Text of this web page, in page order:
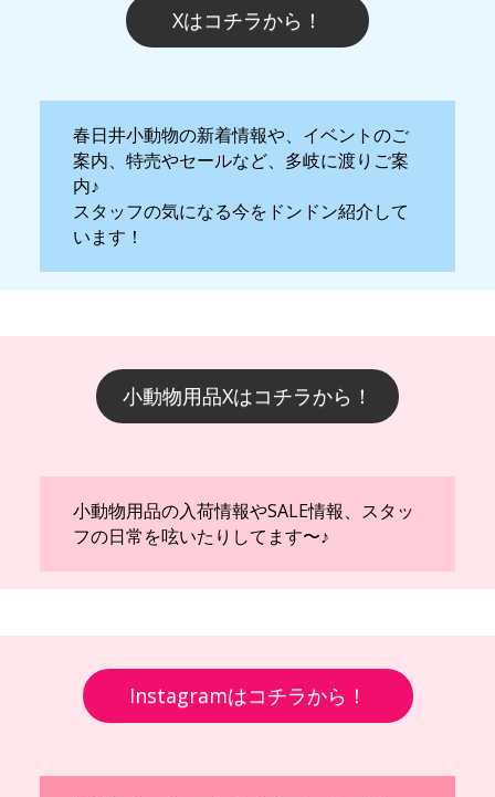
Xはコチラから！
春日井小動物の新着情報や、イベントのご
案内、特売やセールなど、多岐に渡りご案
内♪
スタッフの気になる今をドンドン紹介して
います！
小動物用品Xはコチラから！
小動物用品の入荷情報やSALE情報、スタッ
フの日常を呟いたりしてます〜♪
Instagramはコチラから！